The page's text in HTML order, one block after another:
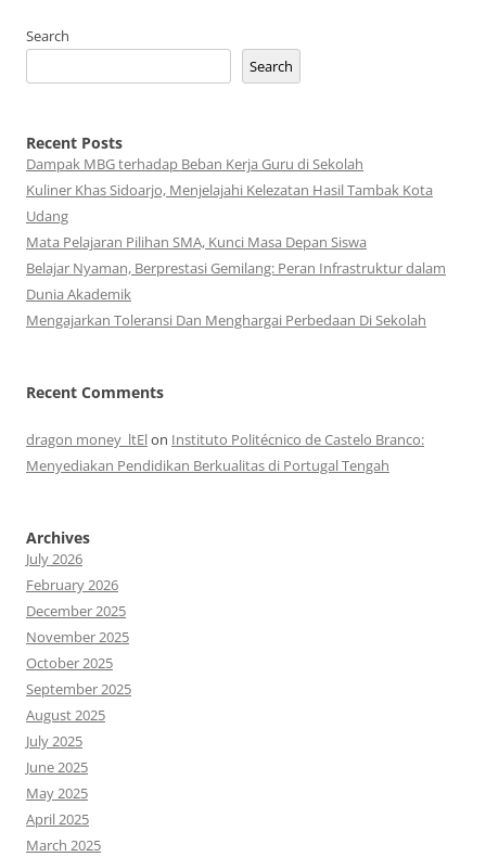
Search
Search
Recent Posts
Dampak MBG terhadap Beban Kerja Guru di Sekolah
Kuliner Khas Sidoarjo, Menjelajahi Kelezatan Hasil Tambak Kota
Udang
Mata Pelajaran Pilihan SMA, Kunci Masa Depan Siswa
Belajar Nyaman, Berprestasi Gemilang: Peran Infrastruktur dalam
Dunia Akademik
Mengajarkan Toleransi Dan Menghargai Perbedaan Di Sekolah
Recent Comments
dragon money_ltElon Instituto Politécnico de Castelo Branco:
Menyediakan Pendidikan Berkualitas di Portugal Tengah
Archives
July 2026
February 2026
December 2025
November 2025
October 2025
September 2025
August 2025
July 2025
June 2025
May 2025
April 2025
March 2025